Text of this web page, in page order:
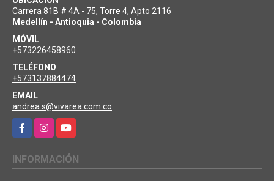
UBICACIÓN
Carrera 81B # 4A - 75, Torre 4, Apto 2116
Medellín - Antioquia - Colombia
MÓVIL
+573226458960
TELÉFONO
+573137884474
EMAIL
andrea.s@vivarea.com.co
FacebookInstagram
YouTube